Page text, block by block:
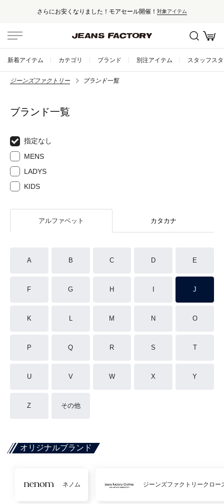
さらにお安くなりました！モアセール開催！ 対象アイテム
新着アイテム カテゴリ ブランド 別注アイテム スタッフス
ジーンズファクトリー ブランド一覧
ブランド一覧
指定なし
MENS
LADYS
KIDS
アルファベット カタカナ
A B C D E
F G H J
K L M N O
P Q R S T
U V W X Y
Z その他
オリジナルブランド
ネノム ジーンズファクトリークロー